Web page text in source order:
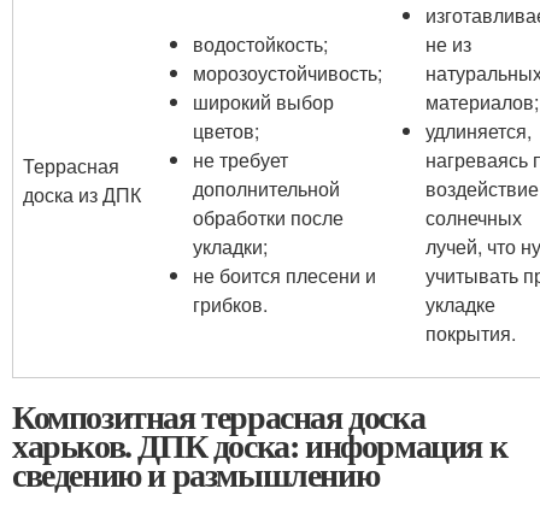
Террасная
доска из ДПК
водостойкость;
морозоустойчивость;
широкий выбор
цветов;
не требует
дополнительной
обработки после
укладки;
не боится плесени и
грибков.
не из
материалов;
удлиняется,
нагреваясь
солнечных
лучей, что
учитывать
укладке
покрытия.
Композитная террасная доска
харьков. ДПК доска: информация к
сведению и размышлению